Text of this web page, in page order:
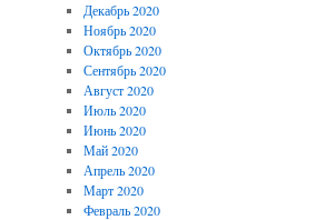
Декабрь 2020
Ноябрь 2020
Октябрь 2020
Сентябрь 2020
Август 2020
Июль 2020
Июнь 2020
Май 2020
Апрель 2020
Март 2020
Февраль 2020